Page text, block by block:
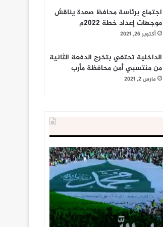
اجتماع برئاسة محافظ صعدة يناقش
موجهات إعداد خطة 2022م
أكتوبر 26, 2021
الداخلية تحتفي بتخرج الدفعة الثانية
من منتسبي أمن محافظة مأرب
مارس 2, 2021
الداخلية
المصرية
إحباط
‘مخطط
كبير’
للإخوان